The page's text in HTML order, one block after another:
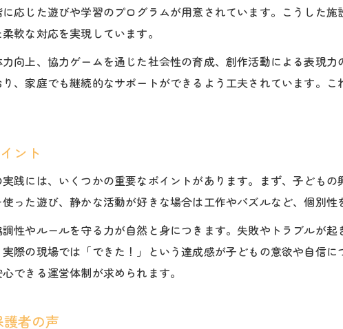
福祉・小学生 遊び療育で実感する成長の瞬間
佐久市の療育が福祉・小学生に選ばれる背景
保護者が感じる福祉・小学生 遊び療育の安心感
福祉・小学生 遊び療育が育む主体性と社会性
佐久市の療育施設利用時の注意点と体験談
福祉・小学生 遊び療育の相談先とサポート体制
保護者の福祉・小学生 遊び療育施設比較のコツ
福祉・小学生 遊び療育と受給者証のポイント
福祉と遊びがもたらす子どもの笑顔を支える
応じた遊びや学習のプログラムが用意されています。こうした
軟な対応を実現しています。
向上、協力ゲームを通じた社会性の育成、創作活動による表現
、家庭でも継続的なサポートができるよう工夫されています。
ント
践には、いくつかの重要なポイントがあります。まず、子ども
った遊び、静かな活動が好きな場合は工作やパズルなど、個別性
性やルールを守る力が自然と身につきます。失敗やトラブルが
際の現場では「できた！」という達成感が子どもの意欲や自信
できる運営体制が求められます。
者の声